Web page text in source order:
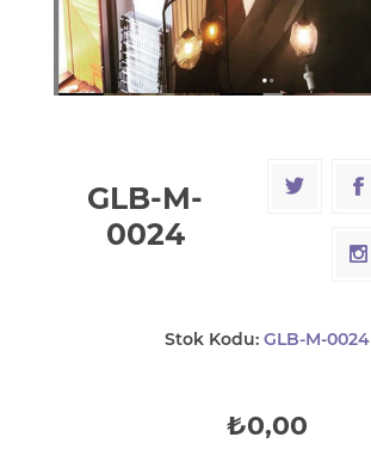
GLB-M-
0024
Stok Kodu: GLB-M-0024
₺0,00